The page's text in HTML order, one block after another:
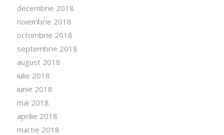
decembrie 2018
noiembrie 2018
octombrie 2018
septembrie 2018
august 2018
iulie 2018
iunie 2018
mai 2018
aprilie 2018
martie 2018